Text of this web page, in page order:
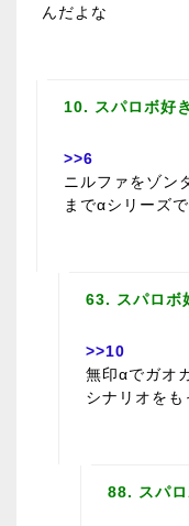
んだよな
10. スパロボ好
>>6
ニルファをゾン
までαシリーズ
63. スパロボ
>>10
無印αでガオ
シナリオを
88. スパ